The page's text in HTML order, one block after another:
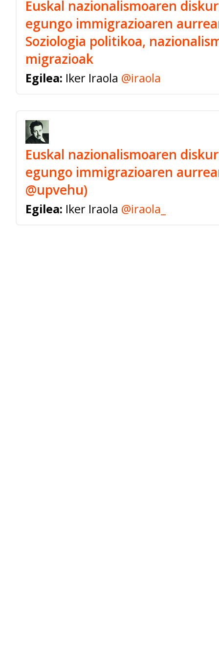
Euskal nazionalismoaren
egungo immigrazioaren
Soziologia politikoa,
migrazioak
Egilea: Iker Iraola @iraola
Euskal nazionalismoaren
egungo immigrazioaren
@upvehu)
Egilea: Iker Iraola @iraola_